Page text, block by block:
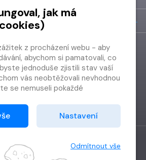
Grand IT s.r.o.
jak má
z procházení webu - aby
abychom si pamatovali, co
jednoduše zjistili stav vaší
vás neobtěžovali nevhodnou
se nemuseli pokaždé
souhlas se
cookies
ho dáte a pomůžete nám tak
Nastavení
Odmítnout vše